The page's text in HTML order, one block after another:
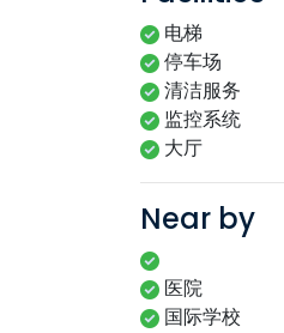
电梯
停车场
清洁服务
监控系统
大厅
Near by
医院
国际学校